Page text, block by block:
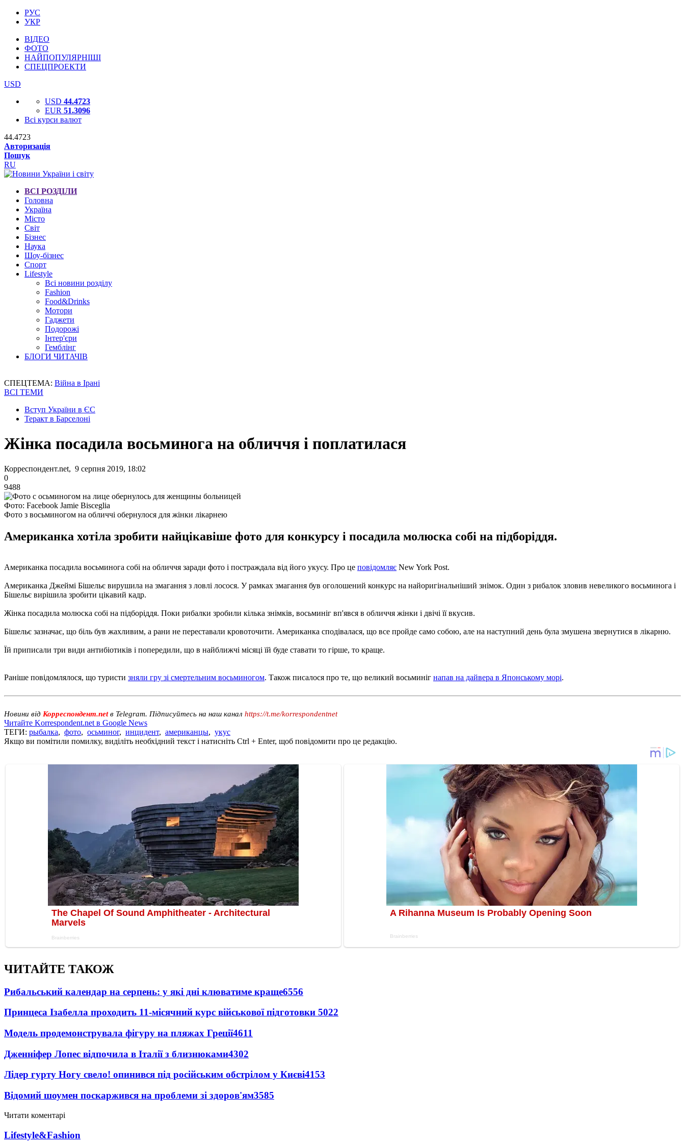
РУС
УКР
ВІДЕО
ФОТО
НАЙПОПУЛЯРНІШІ
СПЕЦПРОЕКТИ
USD
USD 44.4723
EUR 51.3096
Всі курси валют
44.4723
Авторизація
Пошук
RU
ВСІ РОЗДІЛИ
Головна
Україна
Місто
Світ
Бізнес
Наука
Шоу-бізнес
Спорт
Lifestyle
Всі новини розділу
Fashion
Food&Drinks
Мотори
Гаджети
Подорожі
Інтер'єри
Гемблінг
БЛОГИ ЧИТАЧІВ
СПЕЦТЕМА: Війна в Ірані
ВСІ ТЕМИ
Вступ України в ЄС
Теракт в Барселоні
Жінка посадила восьминога на обличчя і поплатилася
Корреспондент.net, 9 серпня 2019, 18:02
0
9488
Фото: Facebook Jamie Bisceglia
Фото з восьминогом на обличчі обернулося для жінки лікарнею
Американка хотіла зробити найцікавіше фото для конкурсу і посадила молюска собі на підборіддя.
Американка посадила восьминога собі на обличчя заради фото і постраждала від його укусу. Про це повідомляє New York Post.
Американка Джеймі Бішельє вирушила на змагання з ловлі лосося. У рамках змагання був оголошений конкурс на найоригінальніший знімок. Один з рибалок зловив невеликого восьминога і
Бішельє вирішила зробити цікавий кадр.
Жінка посадила молюска собі на підборіддя. Поки рибалки зробили кілька знімків, восьминіг вп'явся в обличчя жінки і двічі її вкусив.
Бішельє зазначає, що біль був жахливим, а рани не переставали кровоточити. Американка сподівалася, що все пройде само собою, але на наступний день була змушена звернутися в лікарню.
Їй приписали три види антибіотиків і попередили, що в найближчі місяці їй буде ставати то гірше, то краще.
Раніше повідомлялося, що туристи зняли гру зі смертельним восьминогом. Також писалося про те, що великий восьминіг напав на дайвера в Японському морі.
Новини від Корреспондент.netв Telegram. Підписуйтесь на наш канал https://t.me/korrespondentnet
Читайте Korrespondent.net в Google News
ТЕГИ: рыбалка, фото, осьминог, инцидент, американцы, укус
Якщо ви помітили помилку, виділіть необхідний текст і натисніть Ctrl + Enter, щоб повідомити про це редакцію.
ЧИТАЙТЕ ТАКОЖ
Рибальський календар на серпень: у які дні клюватиме краще6556
Принцеса Ізабелла проходить 11-місячний курс військової підготовки 5022
Модель продемонструвала фігуру на пляжах Греції4611
Дженніфер Лопес відпочила в Італії з близнюками4302
Лідер гурту Ногу свело! опинився під російським обстрілом у Києві4153
Відомий шоумен поскаржився на проблеми зі здоров'ям3585
Читати коментарі
Lifestyle&Fashion